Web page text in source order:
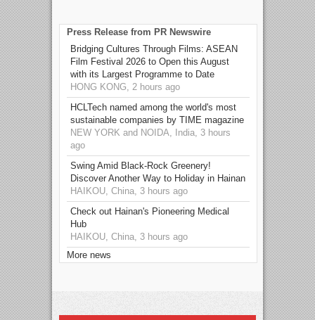
Press Release from PR Newswire
Bridging Cultures Through Films: ASEAN
Film Festival 2026 to Open this August
with its Largest Programme to Date
HONG KONG, 2 hours ago
HCLTech named among the world's most
sustainable companies by TIME magazine
NEW YORK and NOIDA, India, 3 hours
ago
Swing Amid Black‑Rock Greenery!
Discover Another Way to Holiday in Hainan
HAIKOU, China, 3 hours ago
Check out Hainan's Pioneering Medical
Hub
HAIKOU, China, 3 hours ago
More news